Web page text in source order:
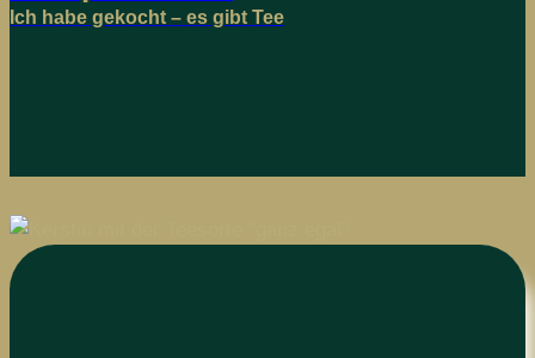
Ich habe gekocht – es gibt Tee